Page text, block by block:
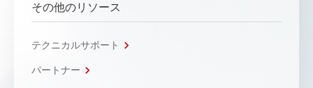
その他のリソース
テクニカルサポート
パートナー